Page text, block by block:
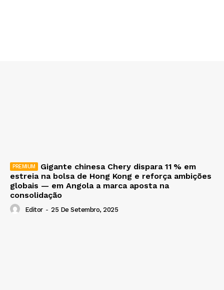
Gigante chinesa Chery dispara 11 % em
estreia na bolsa de Hong Kong e reforça ambições
globais — em Angola a marca aposta na
consolidação
Editor - 25 De Setembro, 2025